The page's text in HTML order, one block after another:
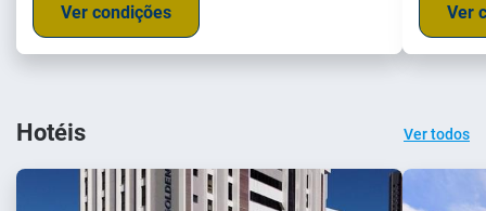
Ver condições Ver
Hotéis Ver todos